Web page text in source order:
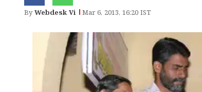
ByWebdesk Vi Mar 6, 2013, 16:20 IST